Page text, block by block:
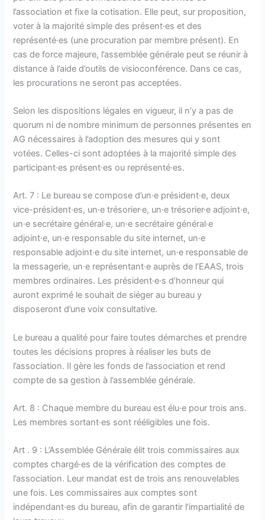
l’association et fixe la cotisation. Elle peut, sur proposition,
voter à la majorité simple des présent·es et des
représenté·es (une procuration par membre présent). En
cas de force majeure, l’assemblée générale peut se réunir à
distance à l’aide d’outils de visioconférence. Dans ce cas,
les procurations ne seront pas acceptées.
Selon les dispositions légales en vigueur, il n’y a pas de
quorum ni de nombre minimum de personnes présentes en
AG nécessaires à l’adoption des mesures qui y sont
votées. Celles-ci sont adoptées à la majorité simple des
participant·es présent·es ou représenté·es.
Art. 7 : Le bureau se compose d’un·e président·e, deux
vice-président·es, un·e trésorier·e, un·e trésorier·e adjoint·e,
un·e secrétaire général·e, un·e secrétaire général·e
adjoint·e, un·e responsable du site internet, un·e
responsable adjoint·e du site internet, un·e responsable de
la messagerie, un·e représentant·e auprès de l’EAAS, trois
membres ordinaires. Les président·e·s d’honneur qui
auront exprimé le souhait de siéger au bureau y
disposeront d’une voix consultative.
Le bureau a qualité pour faire toutes démarches et prendre
toutes les décisions propres à réaliser les buts de
l’association. Il gère les fonds de l’association et rend
compte de sa gestion à l’assemblée générale.
Art. 8 : Chaque membre du bureau est élu·e pour trois ans.
Les membres sortant·es sont rééligibles une fois.
Art . 9 : L’Assemblée Générale élit trois commissaires aux
comptes chargé·es de la vérification des comptes de
l’association. Leur mandat est de trois ans renouvelables
une fois. Les commissaires aux comptes sont
indépendant·es du bureau, afin de garantir l’impartialité de